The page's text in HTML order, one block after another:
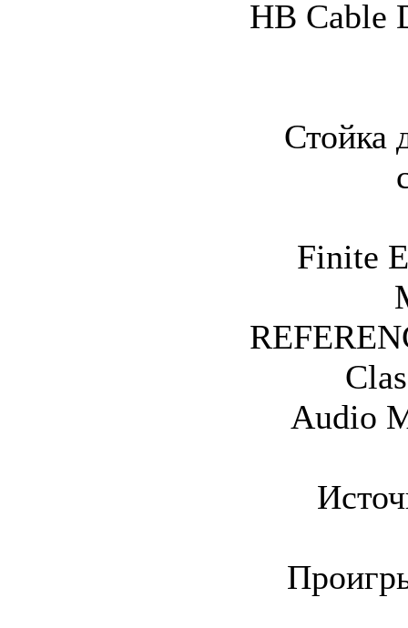
HB Cable
Стойка
Finite
Audio